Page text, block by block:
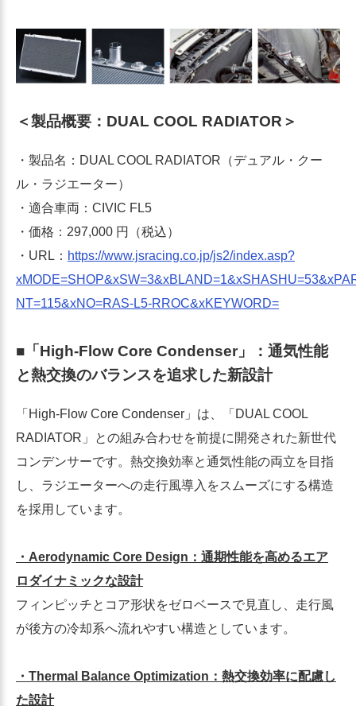
＜製品概要：DUAL COOL RADIATOR＞
・製品名：DUAL COOL RADIATOR（デュアル・クー
ル・ラジエーター）
・適合車両：CIVIC FL5
・価格：297,000 円（税込）
・URL： https://www.jsracing.co.jp/js2/index.asp?
NT=115&xNO=RAS-L5-RROC&xKEYWORD=
■「High-Flow Core Condenser」：通気性能
と熱交換のバランスを追求した新設計
「High-Flow Core Condenser」は、「DUAL COOL
RADIATOR」との組み合わせを前提に開発された新世代
コンデンサーです。熱交換効率と通気性能の両立を目指
し、ラジエーターへの走行風導入をスムーズにする構造
を採用しています。
・Aerodynamic Core Design：通期性能を高めるエア
ロダイナミックな設計
フィンピッチとコア形状をゼロベースで見直し、走行風
が後方の冷却系へ流れやすい構造としています。
・Thermal Balance Optimization：熱交換効率に配慮し
た設計